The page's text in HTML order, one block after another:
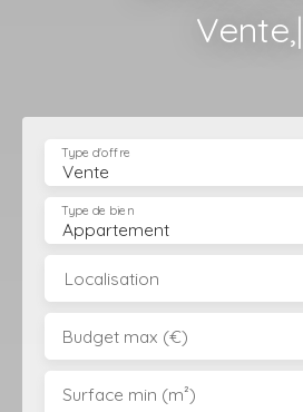
Gestion d
Vente
Type d'offre
Appartement
Type de bien
Localisation
Budget max (€)
Surface min (m²)